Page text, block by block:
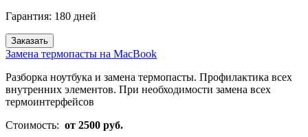
Гарантия: 180 дней
Заказать
Замена термопасты на MacBook
Разборка ноутбука и замена термопасты. Профилактика всех
внутренних элементов. При необходимости замена всех
термоинтерфейсов
Стоимость: от 2500 руб.